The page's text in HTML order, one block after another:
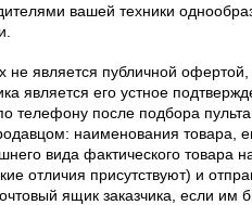
вашей техники
не является публичной
является его устное
телефону после подбора
наименования товара,
вида фактического товара
отличия присутствуют) и
ящик заказчика, если им